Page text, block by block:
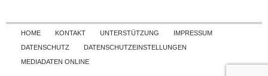
Skip to content
HOME KONTAKT UNTERSTÜTZUNG
IMPRESSUM
DATENSCHUTZ
DATENSCHUTZEINSTELLUNGEN
MEDIADATEN ONLINE